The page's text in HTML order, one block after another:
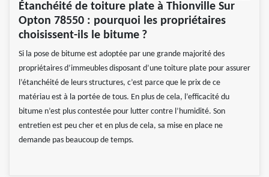
Étanchéité de toiture plate à Thionville Sur
Opton 78550 : pourquoi les propriétaires
choisissent-ils le bitume ?
Si la pose de bitume est adoptée par une grande majorité des
propriétaires d’immeubles disposant d’une toiture plate pour assurer
l’étanchéité de leurs structures, c’est parce que le prix de ce
matériau est à la portée de tous. En plus de cela, l’efficacité du
bitume n’est plus contestée pour lutter contre l’humidité. Son
entretien est peu cher et en plus de cela, sa mise en place ne
demande pas beaucoup de temps.